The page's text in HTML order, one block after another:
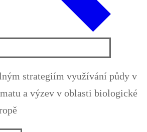
strategiím využívání půdy v
a výzev v oblasti biologické